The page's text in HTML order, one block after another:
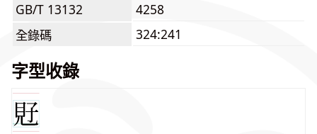
GB/T 13132
4258
全錄碼
324:241
字型收錄